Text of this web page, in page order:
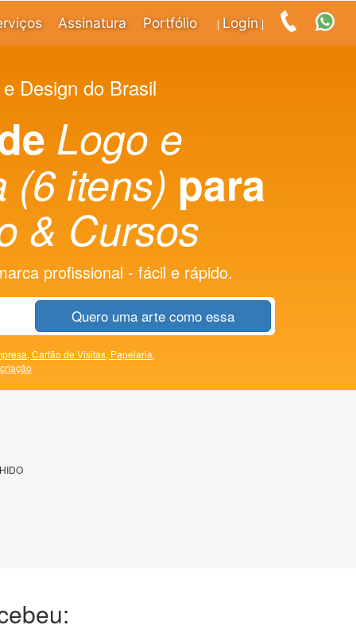
Assinatura Portfólio Login
Design do Brasil
Logo e
(6 itens) para
& Cursos
profissional - fácil e rápido.
Quero uma arte como essa
Cartão de Visitas, Papelaria,